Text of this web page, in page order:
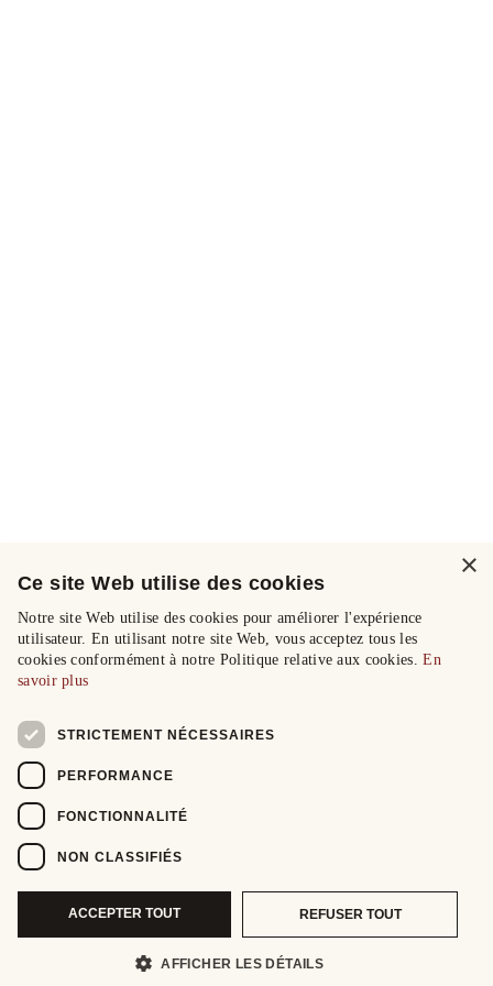
×
Ce site Web utilise des cookies
Notre site Web utilise des cookies pour améliorer l'expérience
utilisateur. En utilisant notre site Web, vous acceptez tous les
cookies conformément à notre Politique relative aux cookies.En
savoir plus
STRICTEMENT NÉCESSAIRES
PERFORMANCE
FONCTIONNALITÉ
NON CLASSIFIÉS
ACCEPTER TOUT REFUSER TOUT
AFFICHER LES DÉTAILS